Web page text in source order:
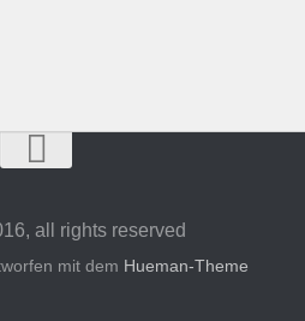
all rights reserved
mit dem Hueman-Theme